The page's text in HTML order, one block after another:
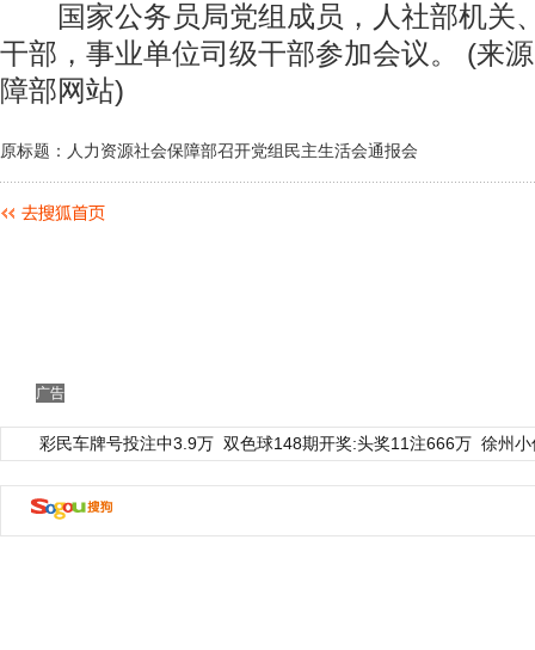
国家公务员局党组成员，人社部机关
干部，事业单位司级干部参加会议。 (来
障部网站)
原标题：人力资源社会保障部召开党组民主生活会通报会
广告
彩民车牌号投注中3.9万 双色球148期开奖:头奖11注666万 徐州